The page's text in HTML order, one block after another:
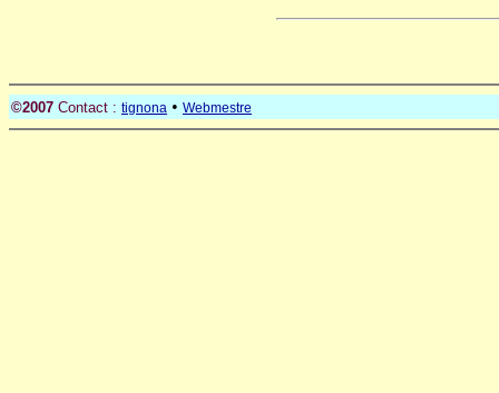
©2007 Contact : tignona • Webmestre